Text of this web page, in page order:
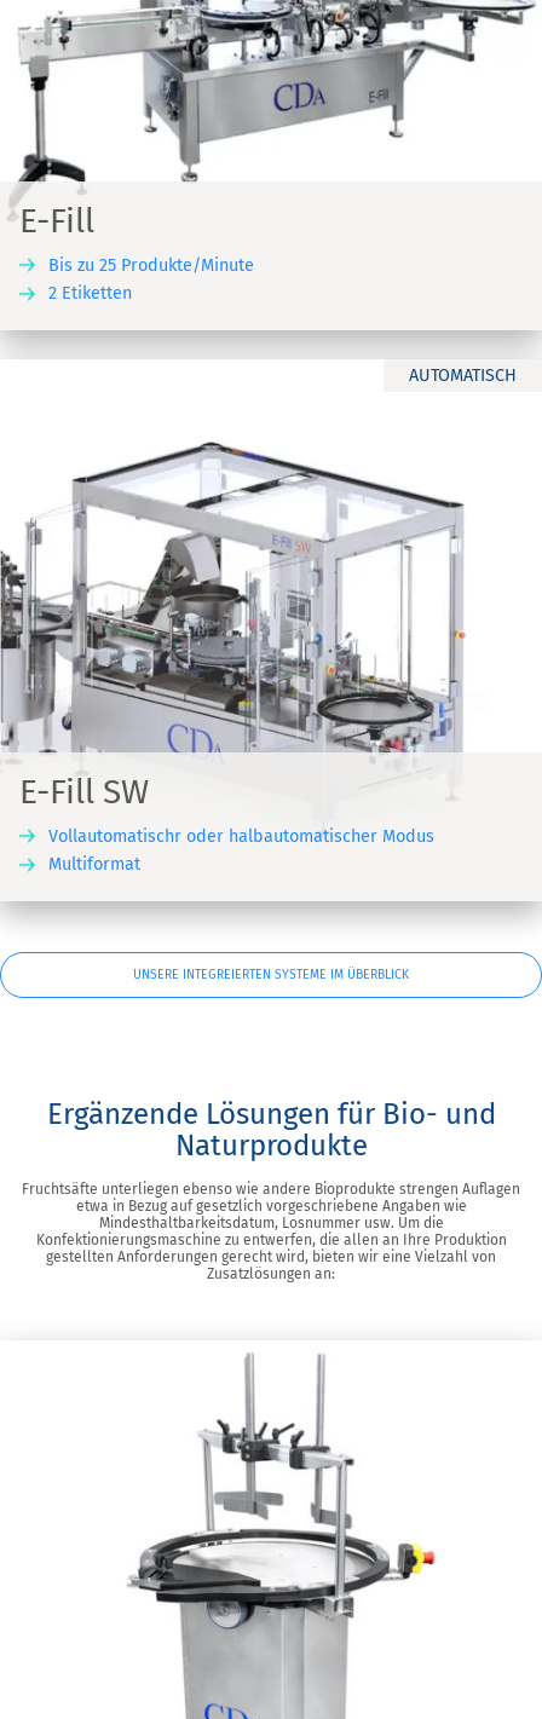
E-Fill
Bis zu 25 Produkte/Minute
2 Etiketten
AUTOMATISCH
E-Fill SW
Vollautomatischr oder halbautomatischer Modus
Multiformat
UNSERE INTEGREIERTEN SYSTEME IM ÜBERBLICK
Ergänzende Lösungen für Bio- und
Naturprodukte
Fruchtsäfte unterliegen ebenso wie andere Bioprodukte strengen Auflagen
etwa in Bezug auf gesetzlich vorgeschriebene Angaben wie
Mindesthaltbarkeitsdatum, Losnummer usw. Um die
Konfektionierungsmaschine zu entwerfen, die allen an Ihre Produktion
gestellten Anforderungen gerecht wird, bieten wir eine Vielzahl von
Zusatzlösungen an: